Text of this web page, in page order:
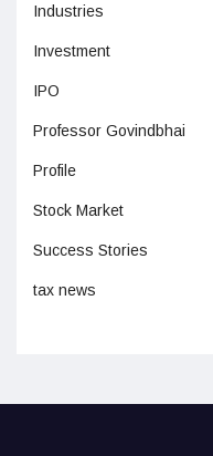
Industries
Investment
IPO
Professor Govindbhai
Profile
Stock Market
Success Stories
tax news